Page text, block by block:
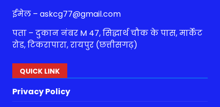
ईमेल – askcg77@gmail.com
पता – दुकान नंबर M 47, सिद्धार्थ चौक के पास, मार्केट
रोड, टिकरापारा, रायपुर (छत्तीसगढ़)
QUICK LINK
Privacy Policy